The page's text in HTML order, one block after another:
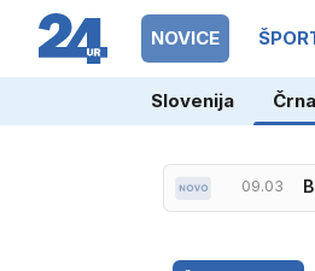
NOVICE
Slovenija
09.03